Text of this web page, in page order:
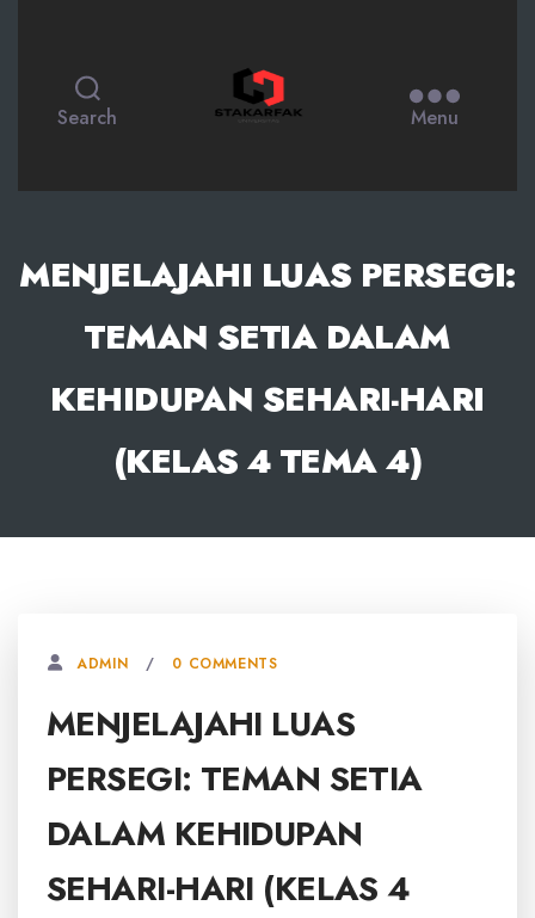
Search Menu
MENJELAJAHI LUAS PERSEGI:
TEMAN SETIA DALAM
KEHIDUPAN SEHARI-HARI
(KELAS 4 TEMA 4)
ADMIN 0 COMMENTS
MENJELAJAHI LUAS
PERSEGI: TEMAN SETIA
DALAM KEHIDUPAN
SEHARI-HARI (KELAS 4